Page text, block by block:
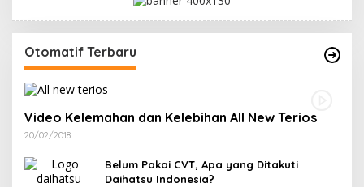
Otomatif Terbaru
Video Kelemahan dan Kelebihan All New Terios
20/02/2018
Belum Pakai CVT, Apa yang Ditakuti
Daihatsu Indonesia?